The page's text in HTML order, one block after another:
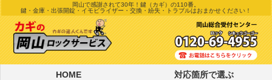
岡山で感謝されて30年！ 鍵（カギ）の110番。
鍵・金庫・出張開錠・イモビライザー・交換・紛失・トラブルはおまかせください！
HOME 対応箇所で選ぶ